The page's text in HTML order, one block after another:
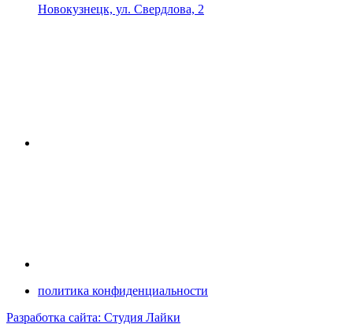
Новокузнецк, ул. Свердлова, 2
политика конфиденциальности
Разработка сайта: Студия Лайки